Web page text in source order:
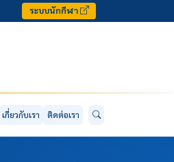
ระบบนักกีฬา
เกี่ยวกับเรา ติดต่อเรา